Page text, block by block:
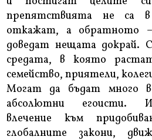
препятствията не са
откажат, а обратното
доведат нещата докрай.
средата, в която
семейство, приятели,
Могат да бъдат много
абсолютни егоисти.
влечение към
глобалните закони,